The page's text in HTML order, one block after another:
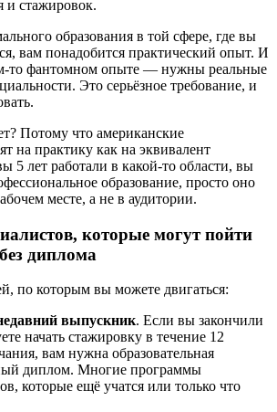
и стажировок.
образования в той сфере, где вы
вам понадобится практический опыт. И
то фантомном опыте — нужны реальные
Это серьёзное требование, и
Потому что американские
на практику как на эквивалент
5 лет работали в какой-то области, вы
образование, просто оно
месте, а не в аудитории.
которые могут пойти
диплома
по которым вы можете двигаться:
выпускник. Если вы закончили
начать стажировку в течение 12
вам нужна образовательная
диплом. Многие программы
которые ещё учатся или только что